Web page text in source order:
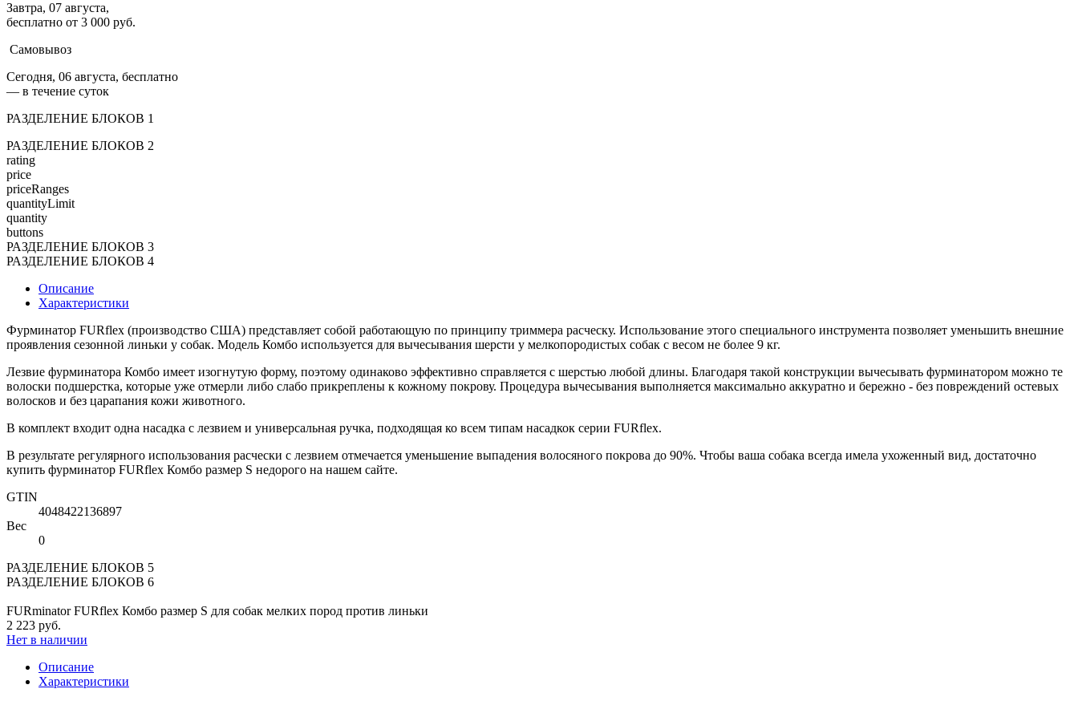
Завтра, 07 августа,
бесплатно от 3 000 руб.
Самовывоз
Сегодня, 06 августа, бесплатно
— в течение суток
РАЗДЕЛЕНИЕ БЛОКОВ 1
РАЗДЕЛЕНИЕ БЛОКОВ 2
rating
price
priceRanges
quantityLimit
quantity
buttons
РАЗДЕЛЕНИЕ БЛОКОВ 3
РАЗДЕЛЕНИЕ БЛОКОВ 4
Описание
Характеристики
Фурминатор FURflex (производство США) представляет собой работающую по принципу триммера расческу. Использование этого специального инструмента позволяет уменьшить внешние
проявления сезонной линьки у собак. Модель Комбо используется для вычесывания шерсти у мелкопородистых собак с весом не более 9 кг.
Лезвие фурминатора Комбо имеет изогнутую форму, поэтому одинаково эффективно справляется с шерстью любой длины. Благодаря такой конструкции вычесывать фурминатором можно те
волоски подшерстка, которые уже отмерли либо слабо прикреплены к кожному покрову. Процедура вычесывания выполняется максимально аккуратно и бережно - без повреждений остевых
волосков и без царапания кожи животного.
В комплект входит одна насадка с лезвием и универсальная ручка, подходящая ко всем типам насадкок серии FURflex.
В результате регулярного использования расчески с лезвием отмечается уменьшение выпадения волосяного покрова до 90%. Чтобы ваша собака всегда имела ухоженный вид, достаточно
купить фурминатор FURflex Комбо размер S недорого на нашем сайте.
GTIN
4048422136897
Вес
0
РАЗДЕЛЕНИЕ БЛОКОВ 5
РАЗДЕЛЕНИЕ БЛОКОВ 6
FURminator FURflex Комбо размер S для собак мелких пород против линьки
2 223 руб.
Нет в наличии
Описание
Характеристики